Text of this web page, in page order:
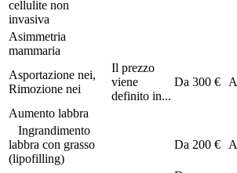
cellulite non
invasiva
Asimmetria
mammaria
Asportazione nei,
Rimozione nei
Il prezzo
viene
definito in...
Da 300 € A
Aumento labbra
Ingrandimento
labbra con grasso
(lipofilling)
Da 200 € A